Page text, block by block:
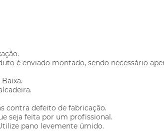
é enviado montado, sendo necessário
Baixa.
contra defeito de fabricação.
seja feita por um profissional.
pano levemente úmido.